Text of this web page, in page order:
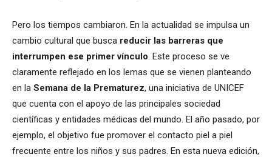
Pero los tiempos cambiaron. En la actualidad se impulsa un
cambio cultural que busca reducir las barreras que
interrumpen ese primer vínculo. Este proceso se ve
claramente reflejado en los lemas que se vienen planteando
en la Semana de la Prematurez, una iniciativa de UNICEF
que cuenta con el apoyo de las principales sociedad
científicas y entidades médicas del mundo. El año pasado, por
ejemplo, el objetivo fue promover el contacto piel a piel
frecuente entre los niños y sus padres. En esta nueva edición,